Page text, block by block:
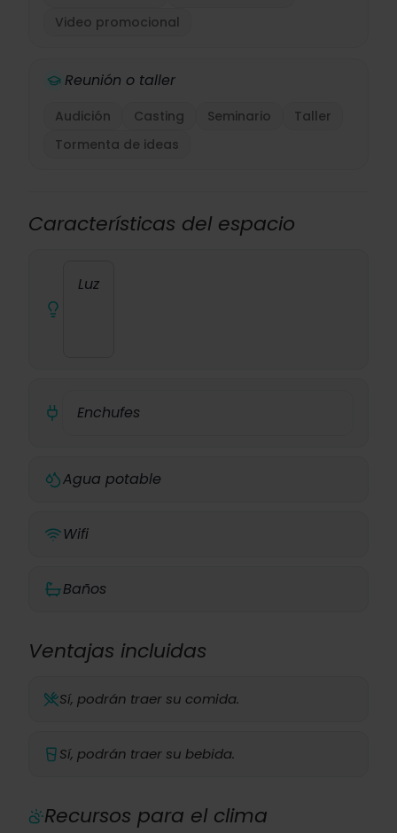
Video promocional
Reunión o taller
Audición Casting Seminario
Taller
Tormenta de ideas
Características del espacio
Luz
Enchufes
Agua potable
Wifi
Baños
Ventajas incluidas
Sí, podrán traer su comida.
Sí, podrán traer su bebida.
Recursos para el clima